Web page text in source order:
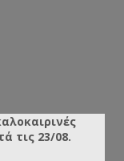
τις 23/08.